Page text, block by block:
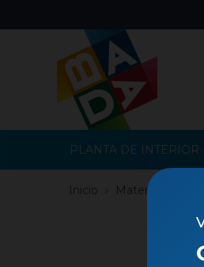
PLANTA DE INTERIOR
Inicio Materiales